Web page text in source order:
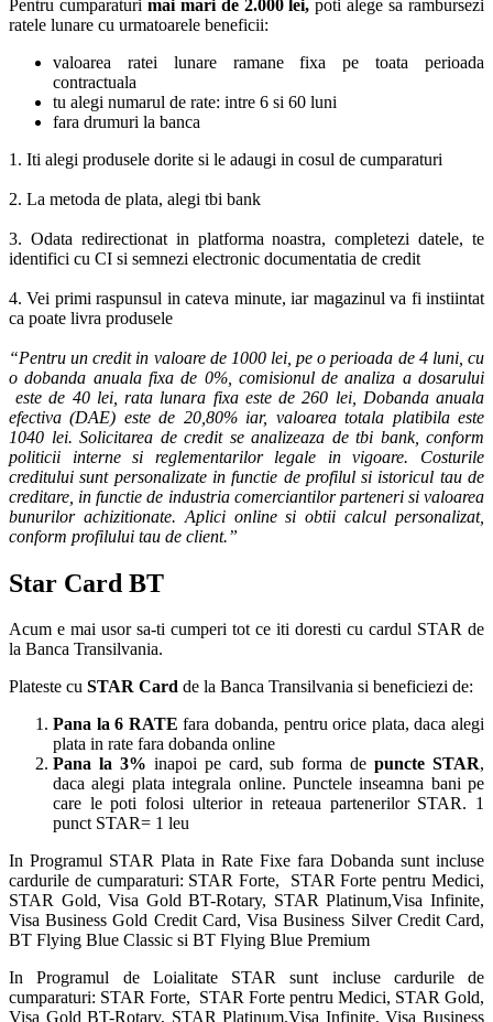
Pentru cumparaturi mai mari de 2.000 lei, poti alege sa rambursezi
ratele lunare cu urmatoarele beneficii:
valoarea ratei lunare ramane fixa pe toata perioada
contractuala
tu alegi numarul de rate: intre 6 si 60 luni
fara drumuri la banca
1. Iti alegi produsele dorite si le adaugi in cosul de cumparaturi
2. La metoda de plata, alegi tbi bank
3. Odata redirectionat in platforma noastra, completezi datele, te
identifici cu CI si semnezi electronic documentatia de credit
4. Vei primi raspunsul in cateva minute, iar magazinul va fi instiintat
ca poate livra produsele
“Pentru un credit in valoare de 1000 lei, pe o perioada de 4 luni, cu
o dobanda anuala fixa de 0%, comisionul de analiza a dosarului
este de 40 lei, rata lunara fixa este de 260 lei, Dobanda anuala
efectiva (DAE) este de 20,80% iar, valoarea totala platibila este
1040 lei. Solicitarea de credit se analizeaza de tbi bank, conform
politicii interne si reglementarilor legale in vigoare. Costurile
creditului sunt personalizate in functie de profilul si istoricul tau de
creditare, in functie de industria comerciantilor parteneri si valoarea
bunurilor achizitionate. Aplici online si obtii calcul personalizat,
conform profilului tau de client.”
Star Card BT
Acum e mai usor sa-ti cumperi tot ce iti doresti cu cardul STAR de
la Banca Transilvania.
Plateste cu STAR Card de la Banca Transilvania si beneficiezi de:
Pana la 6 RATE fara dobanda, pentru orice plata, daca alegi
plata in rate fara dobanda online
Pana la 3% inapoi pe card, sub forma depuncte STAR,
daca alegi plata integrala online. Punctele inseamna bani pe
care le poti folosi ulterior in reteaua partenerilor STAR. 1
punct STAR= 1 leu
In Programul STAR Plata in Rate Fixe fara Dobanda sunt incluse
cardurile de cumparaturi: STAR Forte, STAR Forte pentru Medici,
STAR Gold, Visa Gold BT-Rotary, STAR Platinum,Visa Infinite,
Visa Business Gold Credit Card, Visa Business Silver Credit Card,
BT Flying Blue Classic si BT Flying Blue Premium
In Programul de Loialitate STAR sunt incluse cardurile de
cumparaturi: STAR Forte, STAR Forte pentru Medici, STAR Gold,
Visa Gold BT-Rotary, STAR Platinum,Visa Infinite, Visa Business